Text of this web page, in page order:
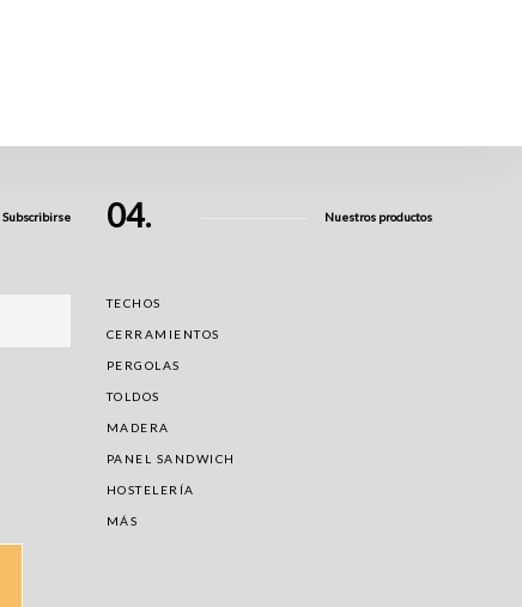
Subscribirse 04. Nuestros productos
TECHOS
CERRAMIENTOS
PERGOLAS
TOLDOS
MADERA
PANEL SANDWICH
HOSTELERÍA
MÁS